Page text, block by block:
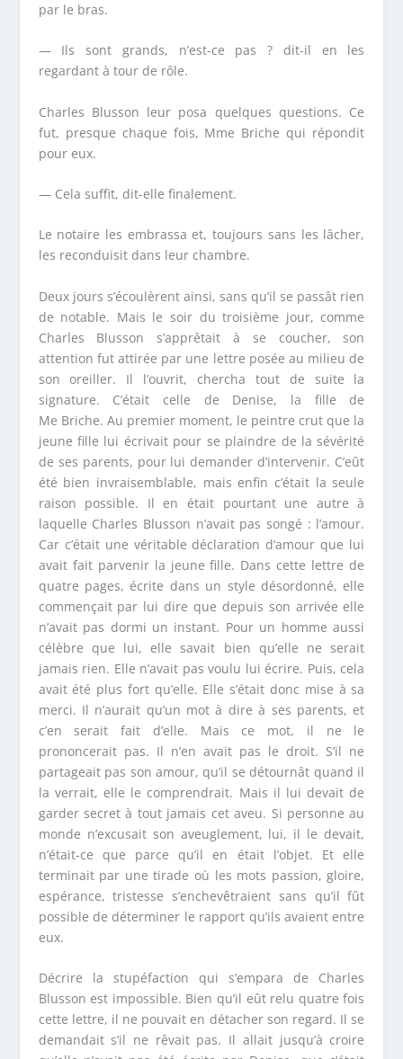
par le bras.
— Ils sont grands, n’est-ce pas ? dit-il en les
regardant à tour de rôle.
Charles Blusson leur posa quelques questions. Ce
fut, presque chaque fois, Mme Briche qui répondit
pour eux.
— Cela suffit, dit-elle finalement.
Le notaire les embrassa et, toujours sans les lâcher,
les reconduisit dans leur chambre.
Deux jours s’écoulèrent ainsi, sans qu’il se passât rien
de notable. Mais le soir du troisième jour, comme
Charles Blusson s’apprêtait à se coucher, son
attention fut attirée par une lettre posée au milieu de
son oreiller. Il l’ouvrit, chercha tout de suite la
signature. C’était celle de Denise, la fille de
Me Briche. Au premier moment, le peintre crut que la
jeune fille lui écrivait pour se plaindre de la sévérité
de ses parents, pour lui demander d’intervenir. C’eût
été bien invraisemblable, mais enfin c’était la seule
raison possible. Il en était pourtant une autre à
laquelle Charles Blusson n’avait pas songé : l’amour.
Car c’était une véritable déclaration d’amour que lui
avait fait parvenir la jeune fille. Dans cette lettre de
quatre pages, écrite dans un style désordonné, elle
commençait par lui dire que depuis son arrivée elle
n’avait pas dormi un instant. Pour un homme aussi
célèbre que lui, elle savait bien qu’elle ne serait
jamais rien. Elle n’avait pas voulu lui écrire. Puis, cela
avait été plus fort qu’elle. Elle s’était donc mise à sa
merci. Il n’aurait qu’un mot à dire à ses parents, et
c’en serait fait d’elle. Mais ce mot, il ne le
prononcerait pas. Il n’en avait pas le droit. S’il ne
partageait pas son amour, qu’il se détournât quand il
la verrait, elle le comprendrait. Mais il lui devait de
garder secret à tout jamais cet aveu. Si personne au
monde n’excusait son aveuglement, lui, il le devait,
n’était-ce que parce qu’il en était l’objet. Et elle
terminait par une tirade où les mots passion, gloire,
espérance, tristesse s’enchevêtraient sans qu’il fût
possible de déterminer le rapport qu’ils avaient entre
eux.
Décrire la stupéfaction qui s’empara de Charles
Blusson est impossible. Bien qu’il eût relu quatre fois
cette lettre, il ne pouvait en détacher son regard. Il se
demandait s’il ne rêvait pas. Il allait jusqu’à croire